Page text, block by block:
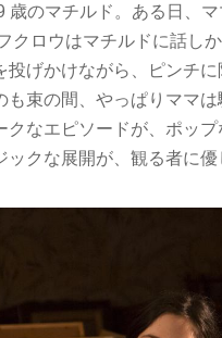
歳のマチルド。ある日、
クロウはマチルドに話しか
投げかけながら、ピンチ
も束の間、やっぱりママは
クなエピソードが、ポッ
ックな展開が、観る者に優